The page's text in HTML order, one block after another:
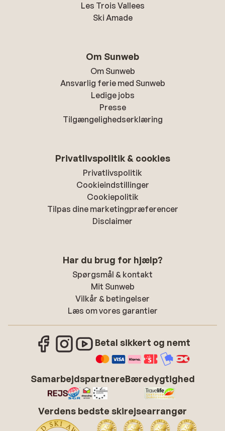
Les Trois Vallees
Ski Amade
Om Sunweb
Om Sunweb
Ansvarlig ferie med Sunweb
Ledige jobs
Presse
Tilgængelighedserklæring
Privatlivspolitik & cookies
Privatlivspolitik
Cookieindstillinger
Cookiepolitik
Tilpas dine marketingpræferencer
Disclaimer
Har du brug for hjælp?
Spørgsmål & kontakt
Mit Sunweb
Vilkår & betingelser
Læs om vores garantier
Betal sikkert og nemt
SamarbejdspartnereBæredygtighed
Verdens bedste skirejsearrangør